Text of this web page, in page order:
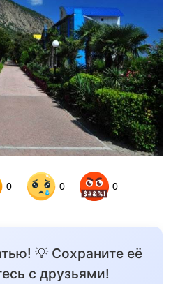
0 0 0
💡 Сохраните её
с друзьями!